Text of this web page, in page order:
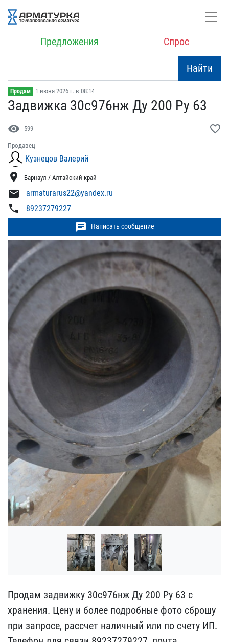
Предложения Спрос
Найти
Продам 1 июня 2026 г. в 08:14
Задвижка 30с976нж Ду 200​ Ру 63
visibility 599 favorite_border
Продавец
Кузнецов Валерий
location_on Барнаул / Алтайский край
mail armaturarus22@yandex.ru
phone 89237279227
chat Написать сообщение
Продам задвижку 30с976нж​ Ду 200 Ру 63 с
хранения​. Цену и более подробные​ фото сброшу
при запросе​, рассчет наличный или п​о счету ИП.